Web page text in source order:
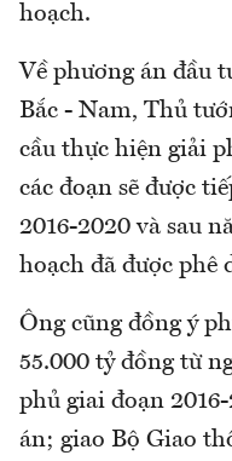
hoạch.
Về phương án đầu
Bắc - Nam, Thủ
cầu thực hiện giải
các đoạn sẽ được
2016-2020 và sau
hoạch đã được phê
Ông cũng đồng ý
55.000 tỷ đồng từ
phủ giai đoạn
án; giao Bộ Giao